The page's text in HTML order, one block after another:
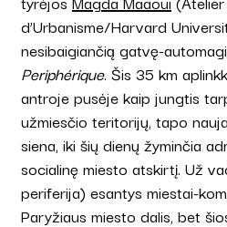
d’Urbanisme/Harvard
nesibaigiančią gatvę-
Periphérique. Šis 35 km
antroje pusėje kaip jungtis
užmiesčio teritorijų, tapo
siena, iki šių dienų žyminčia
socialinę miesto atskirtį. Už
periferija) esantys miestai-
Paryžiaus miesto dalis, bet